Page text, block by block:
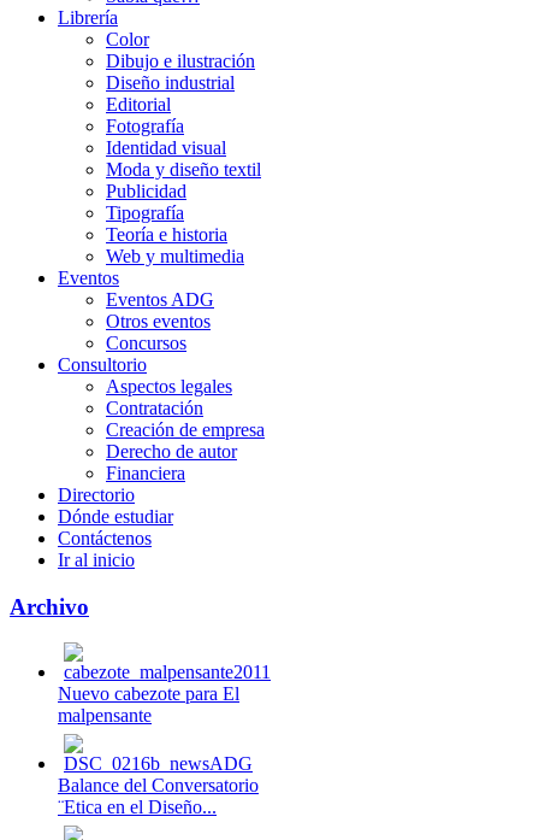
Librería
Color
Dibujo e ilustración
Diseño industrial
Editorial
Fotografía
Identidad visual
Moda y diseño textil
Publicidad
Tipografía
Teoría e historia
Web y multimedia
Eventos
Eventos ADG
Otros eventos
Concursos
Consultorio
Aspectos legales
Contratación
Creación de empresa
Derecho de autor
Financiera
Directorio
Dónde estudiar
Contáctenos
Ir al inicio
Archivo
Nuevo cabezote para El
malpensante
Balance del Conversatorio
¨Etica en el Diseño...